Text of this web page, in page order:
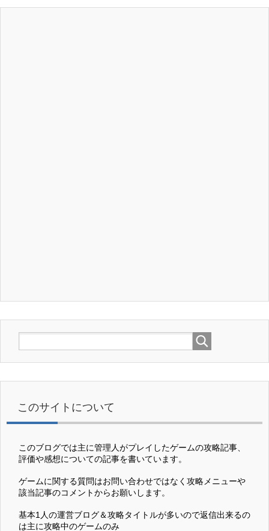
このサイトについて
このブログでは主に管理人がプレイしたゲームの攻略記事、
評価や感想についての記事を書いています。
ゲームに関する質問はお問い合わせではなく攻略メニューや
該当記事のコメントからお願いします。
基本1人の運営ブログ＆攻略タイトルが多いので返信出来るの
は主に攻略中のゲームのみ